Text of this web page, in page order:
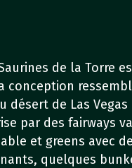
de la Torre
conception
désert de Las
par des fairways
et greens avec
quelques